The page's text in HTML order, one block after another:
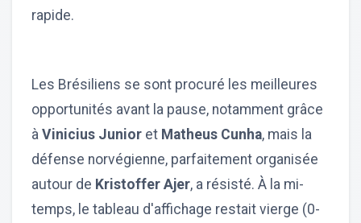
rapide.
Les Brésiliens se sont procuré les meilleures
opportunités avant la pause, notamment grâce
à Vinicius Junior et Matheus Cunha, mais la
défense norvégienne, parfaitement organisée
autour de Kristoffer Ajer, a résisté. À la mi-
temps, le tableau d'affichage restait vierge (0-